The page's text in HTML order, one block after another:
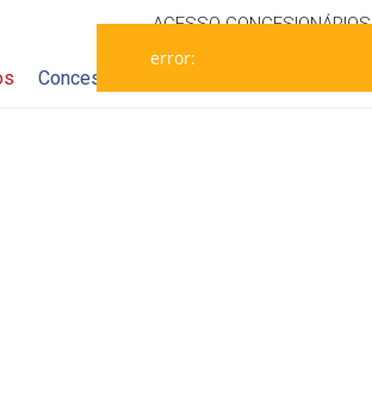
ACESSOCONCESIONÁRIOS
Concessionários
error: